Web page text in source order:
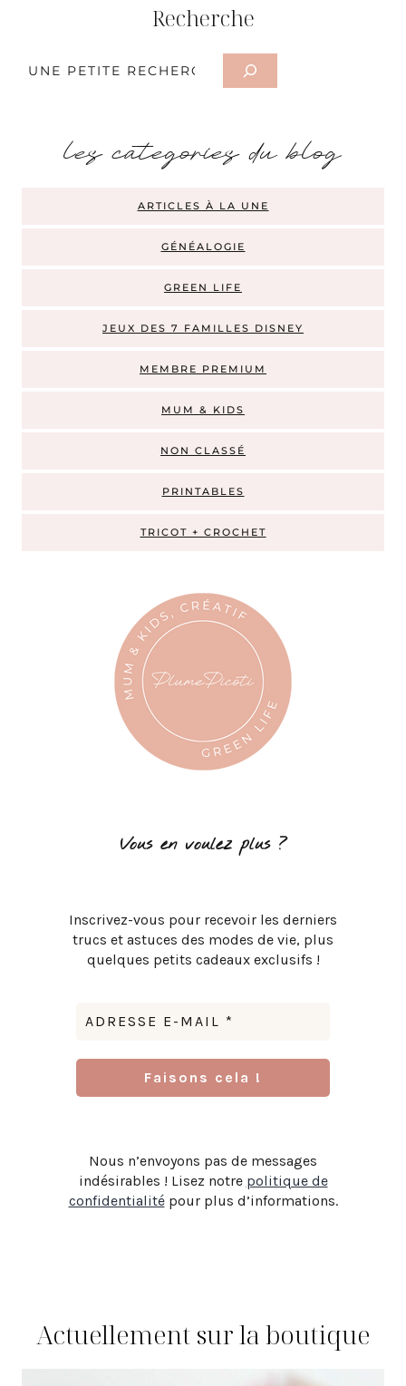
Recherche
Rechercher
les categories du blog
ARTICLES À LA UNE
GÉNÉALOGIE
GREEN LIFE
JEUX DES 7 FAMILLES DISNEY
MEMBRE PREMIUM
MUM & KIDS
NON CLASSÉ
PRINTABLES
TRICOT + CROCHET
Vous en voulez plus ?
Inscrivez-vous pour recevoir les derniers
trucs et astuces des modes de vie, plus
quelques petits cadeaux exclusifs !
Nous n’envoyons pas de messages
indésirables ! Lisez notre politique de
confidentialitépour plus d’informations.
Actuellement sur la boutique